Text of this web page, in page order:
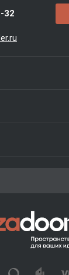
32